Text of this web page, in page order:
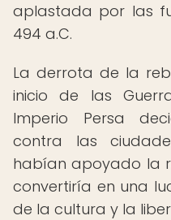
aplastada por las
494 a.C.
La derrota de la
inicio de las
Imperio Persa
contra las
habían apoyado la
convertiría en una
de la cultura y la